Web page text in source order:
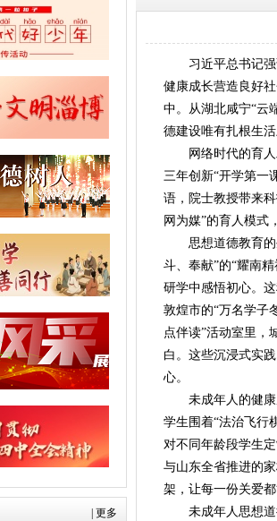
更多
习近平总书记强
健康成长营造良好
中。从湖北咸宁“云
德建设唯有扎根生
网络时代的育人
三年创新“开学第一
语，院士教授带来
网为媒”的育人模式
思想道德教育的
斗、奉献”的“耀南
研学中感悟初心。
敦煌市的“万名学子
点伴读”活动室里，
白。这些沉浸式实
心。
未成年人的健康
学生围着“法治飞行
对不同年龄段学生
与山东全省推进的
架，让每一份关爱
未成年人思想道